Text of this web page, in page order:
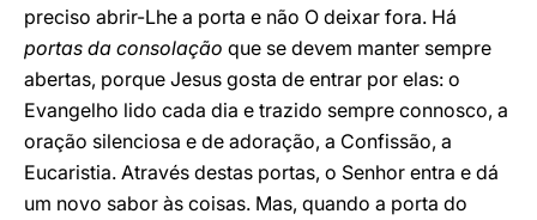
preciso abrir-Lhe a porta e não O deixar fora. Há
portas da consolação que se devem manter sempre
abertas, porque Jesus gosta de entrar por elas: o
Evangelho lido cada dia e trazido sempre connosco, a
oração silenciosa e de adoração, a Confissão, a
Eucaristia. Através destas portas, o Senhor entra e dá
um novo sabor às coisas. Mas, quando a porta do